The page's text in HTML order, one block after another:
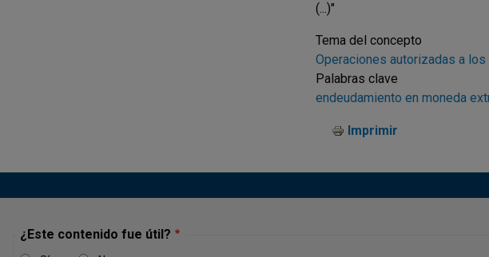
(...)"
Tema del concepto
Operaciones autorizadas a
Palabras clave
endeudamiento en moneda
Imprimir
¿Este contenido fue útil?